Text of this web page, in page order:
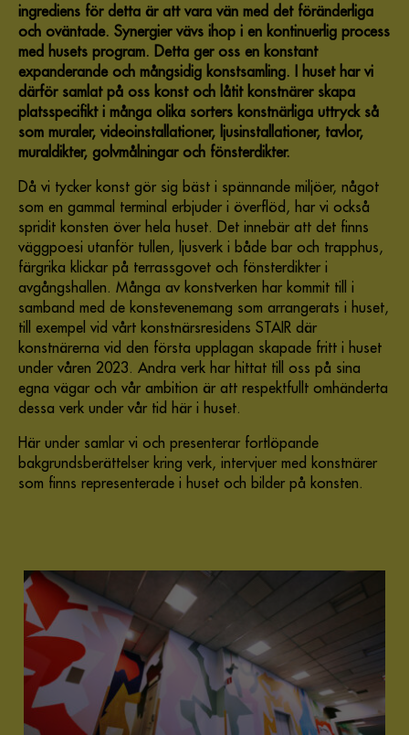
ingrediens för detta är att vara vän med det föränderliga
och oväntade. Synergier vävs ihop i en kontinuerlig process
med husets program. Detta ger oss en konstant
expanderande och mångsidig konstsamling. I huset har vi
därför samlat på oss konst och låtit konstnärer skapa
platsspecifikt i många olika sorters konstnärliga uttryck så
som muraler, videoinstallationer, ljusinstallationer, tavlor,
muraldikter, golvmålningar och fönsterdikter.
Då vi tycker konst gör sig bäst i spännande miljöer, något
som en gammal terminal erbjuder i överflöd, har vi också
spridit konsten över hela huset. Det innebär att det finns
väggpoesi utanför tullen, ljusverk i både bar och trapphus,
färgrika klickar på terrassgovet och fönsterdikter i
avgångshallen. Många av konstverken har kommit till i
samband med de konstevenemang som arrangerats i huset,
till exempel vid vårt konstnärsresidens STAIR där
konstnärerna vid den första upplagan skapade fritt i huset
under våren 2023. Andra verk har hittat till oss på sina
egna vägar och vår ambition är att respektfullt omhänderta
dessa verk under vår tid här i huset.
Här under samlar vi och presenterar fortlöpande
bakgrundsberättelser kring verk, intervjuer med konstnärer
som finns representerade i huset och bilder på konsten.